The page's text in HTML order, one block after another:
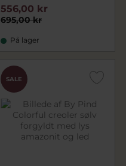
695,00 kr
556,00 kr
På lager
SALE